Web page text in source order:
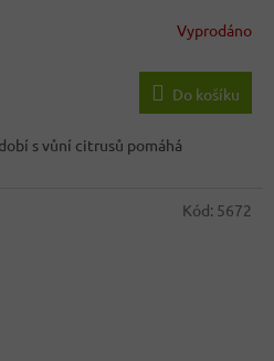
Vyprodáno
Do košíku
s vůní citrusů pomáhá
Kód: 5672